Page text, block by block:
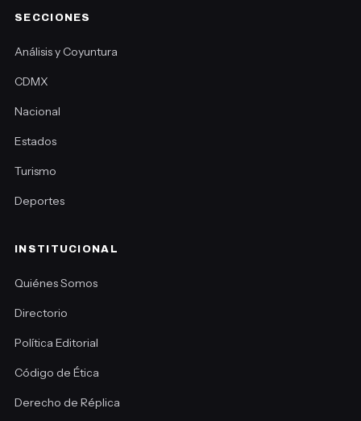
SECCIONES
Análisis y Coyuntura
CDMX
Nacional
Estados
Turismo
Deportes
INSTITUCIONAL
Quiénes Somos
Directorio
Política Editorial
Código de Ética
Derecho de Réplica